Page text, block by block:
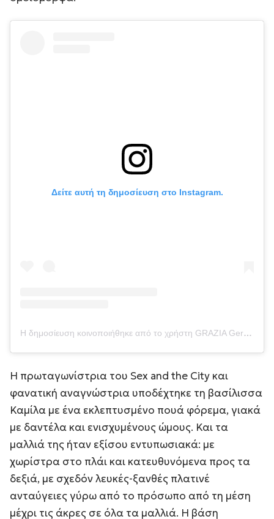
Δείτε αυτή τη δημοσίευση στο Instagram.
Η δημοσίευση κοινοποιήθηκε από το χρήστη GRAZIA Germany (@grazia_magazin)
Η πρωταγωνίστρια του Sex and the City και
φανατική αναγνώστρια υποδέχτηκε τη βασίλισσα
Καμίλα με ένα εκλεπτυσμένο πουά φόρεμα, γιακά
με δαντέλα και ενισχυμένους ώμους. Και τα
μαλλιά της ήταν εξίσου εντυπωσιακά: με
χωρίστρα στο πλάι και κατευθυνόμενα προς τα
δεξιά, με σχεδόν λευκές-ξανθές πλατινέ
ανταύγειες γύρω από το πρόσωπο από τη μέση
μέχρι τις άκρες σε όλα τα μαλλιά. Η βάση